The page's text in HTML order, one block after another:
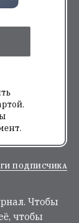
ПОДПИСЧИКА
Чтобы
чтобы